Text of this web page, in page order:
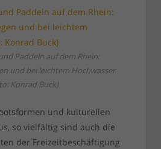
Paddeln auf dem Rhein:
und bei leichtem Hochwasser
Konrad Buck)
und kulturellen
so vielfältig sind auch die
der Freizeitbeschäftigung